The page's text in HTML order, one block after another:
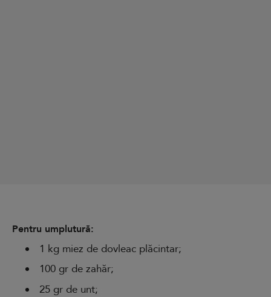
Pentru umplutură:
1 kg miez de dovleac plăcintar;
100 gr de zahăr;
25 gr de unt;